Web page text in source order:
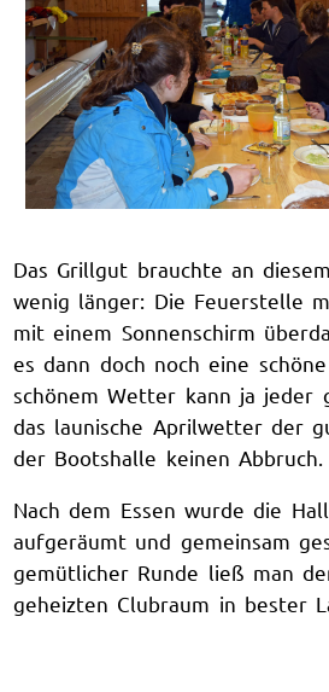
Das Grillgut brauchte an
wenig länger: Die Feuerstelle
mit einem Sonnenschirm
es dann doch noch eine
schönem Wetter kann ja jeder
das launische Aprilwetter der
der Bootshalle keinen Abbruch.
Nach dem Essen wurde die
aufgeräumt und gemeinsam
gemütlicher Runde ließ man
geheizten Clubraum in bester